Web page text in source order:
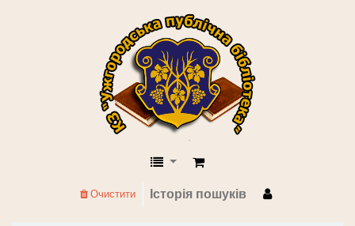
КЗ "Ужгородська публічна
Історія пошуків
Очистити